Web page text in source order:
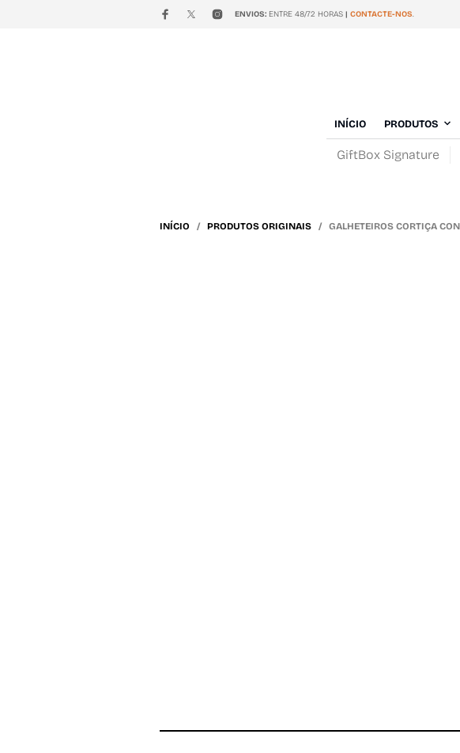
ENVIOS: ENTRE 48/72 HORAS | CONTACTE-NOS.
INÍCIO PRODUTOS
GiftBox Signature
INÍCIO / PRODUTOS ORIGINAIS / GALHETEIROS CORTIÇA